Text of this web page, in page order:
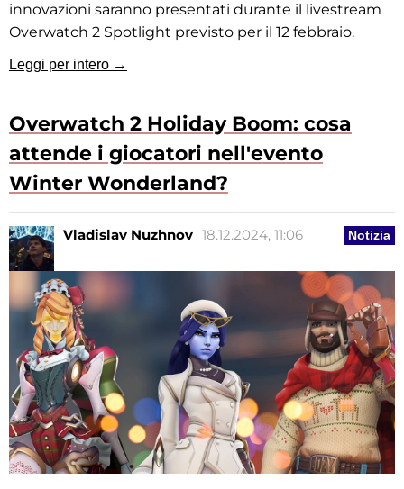
innovazioni saranno presentati durante il livestream
Overwatch 2 Spotlight previsto per il 12 febbraio.
Leggi per intero →
Overwatch 2 Holiday Boom: cosa
attende i giocatori nell'evento
Winter Wonderland?
Notizia
Vladislav Nuzhnov 18.12.2024, 11:06